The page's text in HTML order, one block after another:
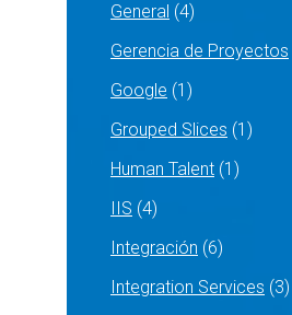
General (4)
Gerencia de Proyectos
Google (1)
Grouped Slices (1)
Human Talent (1)
IIS (4)
Integración (6)
Integration Services (3)